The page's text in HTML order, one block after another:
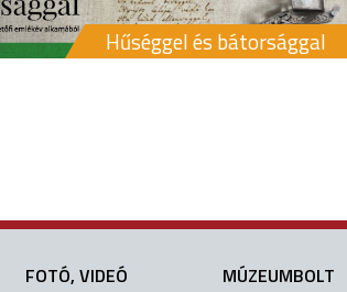
Hűséggel és bátorsággal
FOTÓ, VIDEÓ
MÚZEUMBOLT